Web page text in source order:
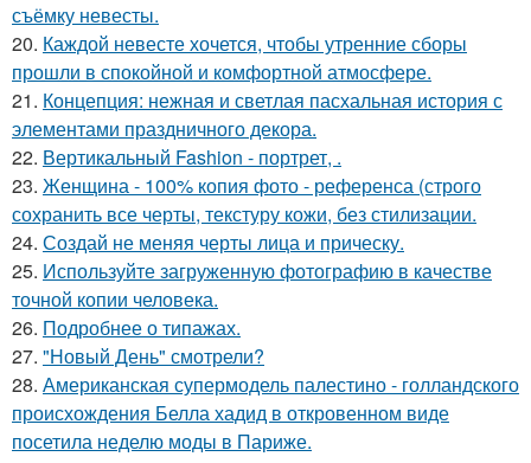
съёмку невесты.
20. Каждой невесте хочется, чтобы утренние сборы
прошли в спокойной и комфортной атмосфере.
21. Концепция: нежная и светлая пасхальная история с
элементами праздничного декора.
22. Вертикальный Fashion - портрет, .
23. Женщина - 100% копия фото - референса (строго
сохранить все черты, текстуру кожи, без стилизации.
24. Создай не меняя черты лица и прическу.
25. Используйте загруженную фотографию в качестве
точной копии человека.
26. Подробнее о типажах.
27. "Новый День" смотрели?
28. Американская супермодель палестино - голландского
происхождения Белла хадид в откровенном виде
посетила неделю моды в Париже.